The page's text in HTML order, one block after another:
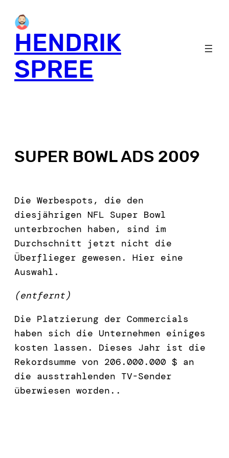
HENDRIK
SPREE
SUPER BOWL ADS 2009
Die Werbespots, die den
diesjährigen NFL Super Bowl
unterbrochen haben, sind im
Durchschnitt jetzt nicht die
Überflieger gewesen. Hier eine
Auswahl.
(entfernt)
Die Platzierung der Commercials
haben sich die Unternehmen einiges
kosten lassen. Dieses Jahr ist die
Rekordsumme von 206.000.000 $ an
die ausstrahlenden TV-Sender
überwiesen worden..